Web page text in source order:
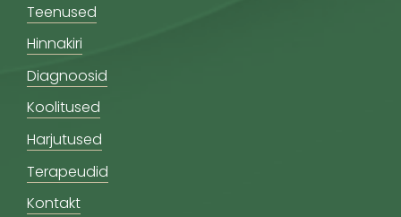
Teenused
Hinnakiri
Diagnoosid
Koolitused
Harjutused
Terapeudid
Kontakt